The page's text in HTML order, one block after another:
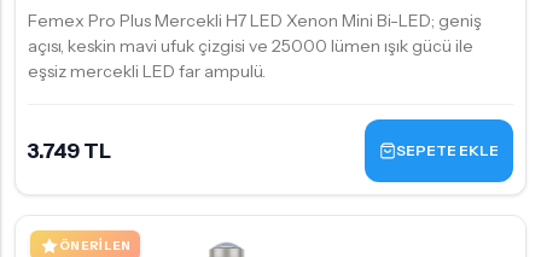
Femex Pro Plus Mercekli H7 LED Xenon Mini Bi-LED; geniş
açısı, keskin mavi ufuk çizgisi ve 25000 lümen ışık gücü ile
eşsiz mercekli LED far ampulü.
3.749 TL SEPETE EKLE
ÖNERILEN